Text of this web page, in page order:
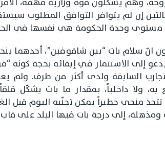
إن لم يتوافر التوافق المطلوب
مستوى وحدة الحكومة هي نفسها في
انّ سلام بات “بين شاقوفين”، أحدهما
يدعو إلى الاستثمار في إبقائه بحجة
السابقة ولدى أكثر من طرف.
ولا داخلياً، بمقدار ما بات يشكّل
منحى خطيراً يمكن تجنّبه اليوم قبل
إلى درجة بات فيها البلد على قاب